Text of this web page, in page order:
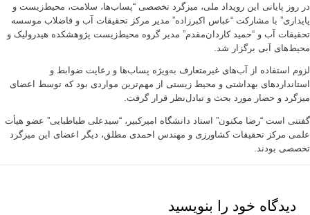
در روز پایانی این رویداد ملی، میزگرد تخصصی “پساب‌ها، سلامت، محیط‌زیست و
پایداری” با مشارکت “عباس اکبرزاده” مدیر مرکز تحقیقات آب و فاضلاب موسسه
تحقیقات آب و “حمید کاردان‌مقدم” مدیر گروه محیط‌زیست پژوهشکده هیدرولیک و
محیط‌های آبی برگزار شد.
لزوم استفاده از آب‌های غیرمتعارف به‌ویژه پساب‌ها و رعایت ضوابط و
استانداردهای بهداشتی و محیط زیستی از مهم‌ترین مواردی بود که توسط اعضای
میزگرد و حضار مورد بحث و تبادل‌نظر قرار گرفت.
گفتنی است “رضا مکنون” استاد دانشگاه امیرکبیر، “سیدعلی طباطبایی” عضو هیأت
علمی مرکز تحقیقات کشاورزی و مهندس احمدی مطلق، دیگر اعضای این میزگرد
تخصصی بودند.
دیدگاه‌ خود را بنویسید